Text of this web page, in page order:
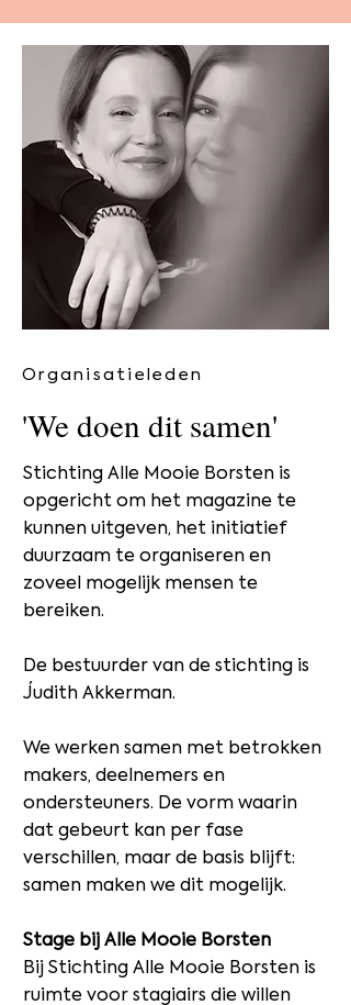
Organisatieleden
'We doen dit samen'
Stichting Alle Mooie Borsten is
opgericht om het magazine te
kunnen uitgeven, het initiatief
duurzaam te organiseren en
zoveel mogelijk mensen te
bereiken.
De bestuurder van de stichting is
Judith Akkerman.
We werken samen met betrokken
makers, deelnemers en
ondersteuners. De vorm waarin
dat gebeurt kan per fase
verschillen, maar de basis blijft:
samen maken we dit mogelijk.
Stage bij Alle Mooie Borsten
Bij Stichting Alle Mooie Borsten is
ruimte voor stagiairs die willen